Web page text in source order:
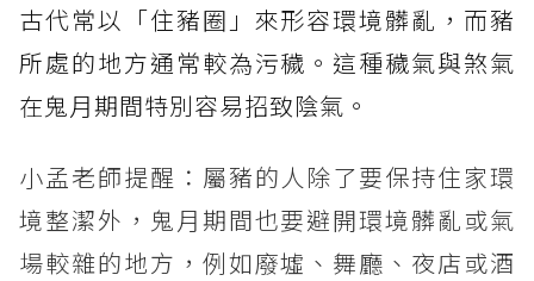
古代常以「住豬圈」來形容環境髒亂，而豬
所處的地方通常較為污穢。這種穢氣與煞氣
在鬼月期間特別容易招致陰氣。
小孟老師提醒：屬豬的人除了要保持住家環
境整潔外，鬼月期間也要避開環境髒亂或氣
場較雜的地方，例如廢墟、舞廳、夜店或酒